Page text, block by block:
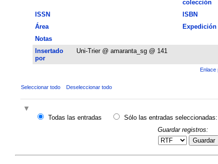
colección
ISSN
ISBN
Área
Expedición
Notas
Insertado
por
Uni-Trier @ amaranta_sg @ 141
Enlace
Seleccionar todo Deseleccionar todo
Todas las entradas
Sólo las entradas seleccionadas:
Guardar registros:
Guardar